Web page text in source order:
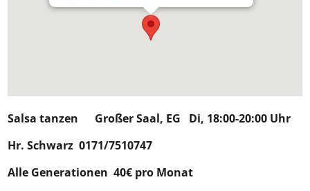
Salsa tanzen
Großer Saal, EG Di, 18:00-20:00 Uhr
Hr. Schwarz 0171/7510747
Alle Generationen 40€ pro Monat